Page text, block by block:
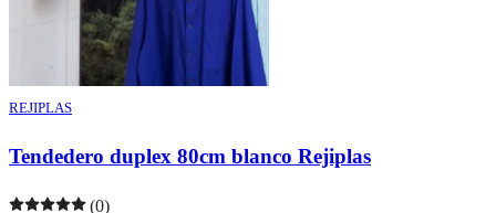
REJIPLAS
Tendedero duplex 80cm blanco Rejiplas
(0)